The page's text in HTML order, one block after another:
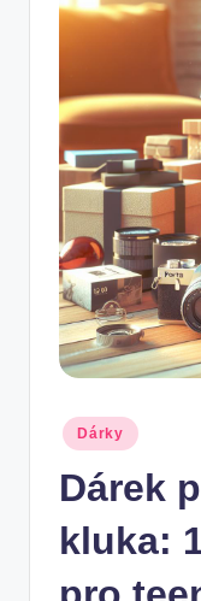
Posted
in
Dárky
Dárek
kluka: